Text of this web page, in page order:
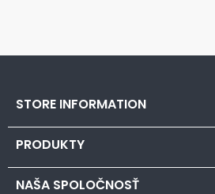
STORE INFORMATION
PRODUKTY
NAŠA SPOLOČNOSŤ